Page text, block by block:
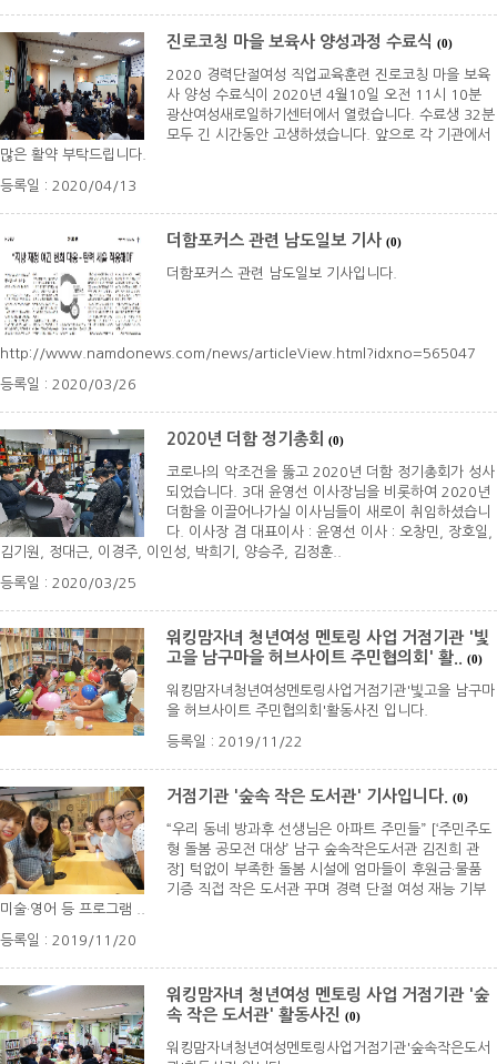
진로코칭 마을 보육사 양성과정 수료식 (0)
2020 경력단절여성 직업교육훈련 진로코칭 마을 보육
사 양성 수료식이 2020년 4월10일 오전 11시 10분
광산여성새로일하기센터에서 열렸습니다. 수료생 32분
모두 긴 시간동안 고생하셨습니다. 앞으로 각 기관에서
많은 활약 부탁드립니다.
등록일 : 2020/04/13
더함포커스 관련 남도일보 기사 (0)
더함포커스 관련 남도일보 기사입니다.
http://www.namdonews.com/news/articleView.html?idxno=565047
등록일 : 2020/03/26
2020년 더함 정기총회 (0)
코로나의 악조건을 뚫고 2020년 더함 정기총회가 성사
되었습니다. 3대 윤영선 이사장님을 비롯하여 2020년
더함을 이끌어나가실 이사님들이 새로이 취임하셨습니
다. 이사장 겸 대표이사 : 윤영선 이사 : 오창민, 장호일,
김기원, 정대근, 이경주, 이인성, 박희기, 양승주, 김정훈..
등록일 : 2020/03/25
워킹맘자녀 청년여성 멘토링 사업 거점기관 '빛
고을 남구마을 허브사이트 주민협의회' 활..
(0)
워킹맘자녀청년여성멘토링사업거점기관'빛고을 남구마
을 허브사이트 주민협의회'활동사진 입니다.
등록일 : 2019/11/22
거점기관 '숲속 작은 도서관' 기사입니다. (0)
“우리 동네 방과후 선생님은 아파트 주민들” [‘주민주도
형 돌봄 공모전 대상’ 남구 숲속작은도서관 김진희 관
장] 턱없이 부족한 돌봄 시설에 엄마들이 후원금·물품
기증 직접 작은 도서관 꾸며 경력 단절 여성 재능 기부
미술·영어 등 프로그램 ..
등록일 : 2019/11/20
워킹맘자녀 청년여성 멘토링 사업 거점기관 '숲
속 작은 도서관' 활동사진 (0)
워킹맘자녀청년여성멘토링사업거점기관'숲속작은도서